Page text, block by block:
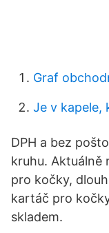
Graf
Je v kapele,
DPH a bez
kruhu. Aktuálně
pro kočky,
kartáč pro
skladem.